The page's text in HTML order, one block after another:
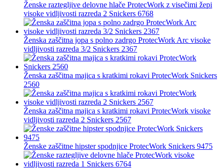
Ženske raztegljive delovne hlače ProtecWork z visečimi žepi
visoke vidljivosti razreda 2 Snickers 6768
Ženska zaščitna jopa s polno zadrgo ProtecWork Arc visoke
vidljivosti razreda 3/2 Snickers 2367
Ženska zaščitna majica s kratkimi rokavi ProtecWork Snickers
2560
Ženska zaščitna majica s kratkimi rokavi ProtecWork visoke
vidljivosti razreda 2 Snickers 2567
Ženske zaščitne hipster spodnjice ProtecWork Snickers 9475